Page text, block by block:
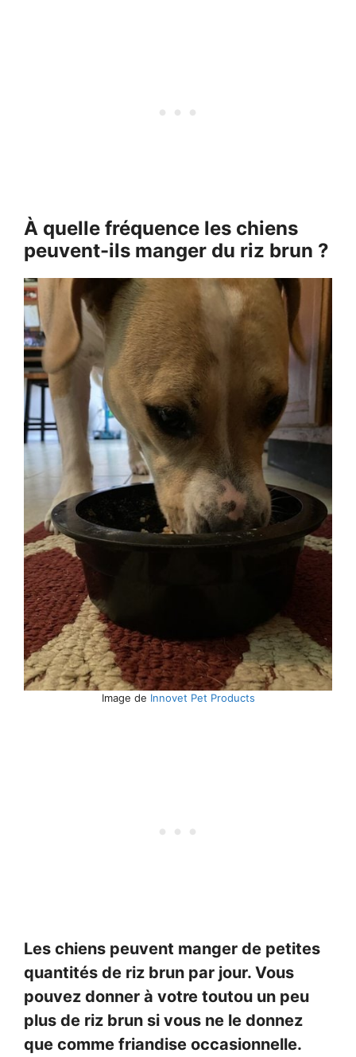
À quelle fréquence les chiens
peuvent-ils manger du riz brun ?
Image de Innovet Pet Products
Les chiens peuvent manger de petites
quantités de riz brun par jour. Vous
pouvez donner à votre toutou un peu
plus de riz brun si vous ne le donnez
que comme friandise occasionnelle.